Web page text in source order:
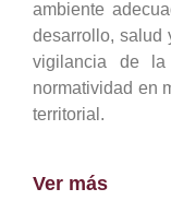
ambiente
desarrollo, salud
vigilancia de
normatividad en
territorial.
Ver más